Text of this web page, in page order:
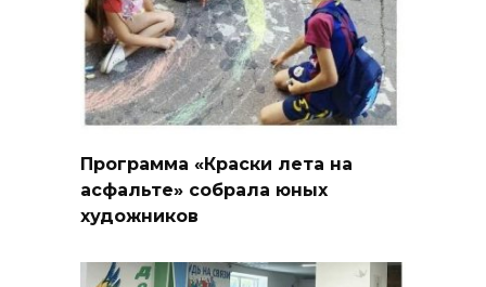
Программа «Краски лета на
асфальте» собрала юных
художников